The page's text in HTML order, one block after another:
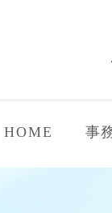
HOME 事